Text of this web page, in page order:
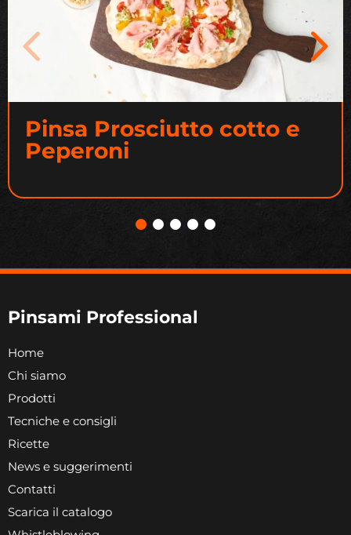
Pinsa Prosciutto cotto e
Peperoni
Pinsami Professional
Home
Chi siamo
Prodotti
Tecniche e consigli
Ricette
News e suggerimenti
Contatti
Scarica il catalogo